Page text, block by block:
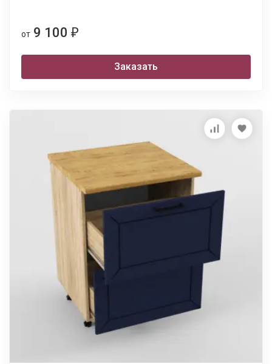
от 9 100 ₽
Заказать